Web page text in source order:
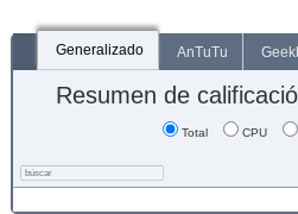
Generalizado AnTuTu
Resumen de
Total CPU